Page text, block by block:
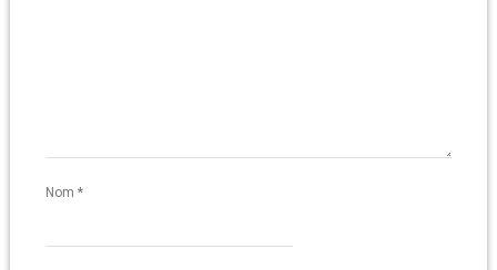
Nom *